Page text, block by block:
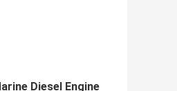
Diesel Engine